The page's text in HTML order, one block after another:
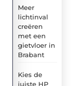
Meer
lichtinval
creëren
met een
gietvloer in
Brabant
Kies de
juiste HP